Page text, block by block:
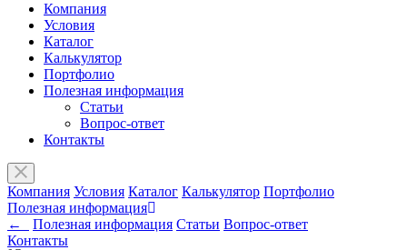
Компания
Условия
Каталог
Калькулятор
Портфолио
Полезная информация
Статьи
Вопрос-ответ
Контакты
Компания Условия Каталог Калькулятор Портфолио
Полезная информация
←
Полезная информация Статьи Вопрос-ответ
Контакты